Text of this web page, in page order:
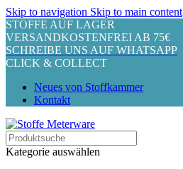
Skip to navigation Skip to main content
STOFFE AUF LAGER
VERSANDKOSTENFREI AB 75€
SCHREIBE UNS AUF WHATSAPP
CLICK & COLLECT
Neues von Stoffkammer
Kontakt
Kategorie auswählen